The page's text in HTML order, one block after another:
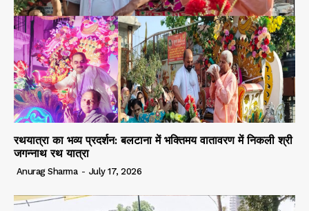
रथयात्रा का भव्य प्रदर्शन: बलटाना में भक्तिमय वातावरण में निकली श्री
जगन्नाथ रथ यात्रा
Anurag Sharma - July 17, 2026